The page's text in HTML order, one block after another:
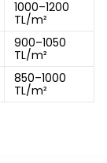
1000–1200
TL/m²
900–1050
TL/m²
850–1000
TL/m²